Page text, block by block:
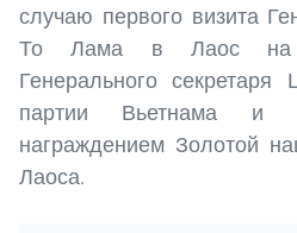
случаю первого визита
То Лама в Лаос на
Генерального секретаря
партии Вьетнама и
награждением Золотой
Лаоса.